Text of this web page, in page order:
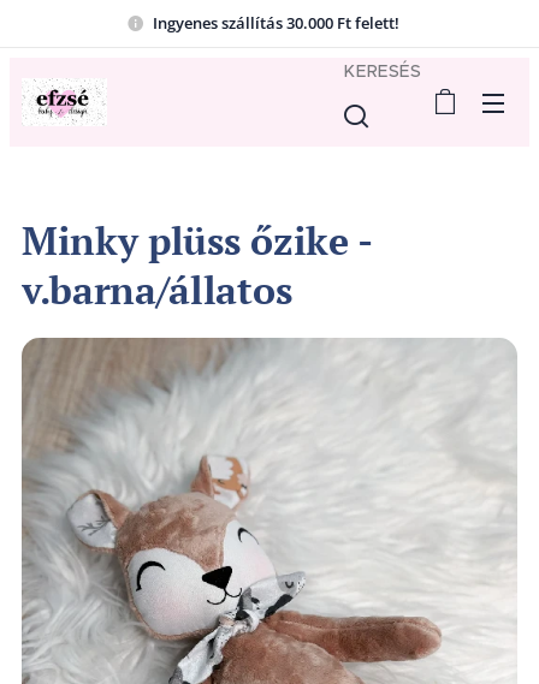
Ingyenes szállítás 30.000 Ft felett!
KERESÉS
Minky plüss őzike -
v.barna/állatos